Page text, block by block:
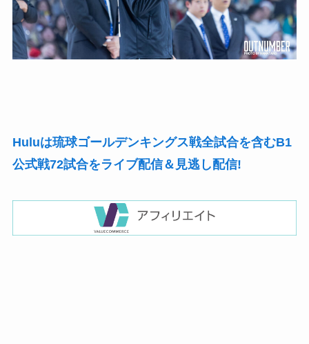
Huluは琉球ゴールデンキングス戦全試合を含むB1
公式戦72試合をライブ配信＆見逃し配信!